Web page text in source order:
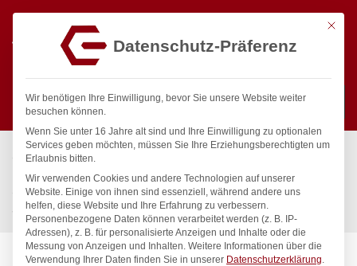
Suchen
Start / Gastronomiebedarf & Gastro Geräte für Profis
Präsentation
Tischgeschirr
Streudose, HENDI, Puderzuckerstreuer mit Gazesiebdeckel,
ø55x(H)75mm
Mit
Datenschutz-Präferenz
Wir benötigen Ihre Einwilligung, bevor Sie unsere Website weiter
besuchen können.
Wenn Sie unter 16 Jahre alt sind und Ihre Einwilligung zu optionalen
Services geben möchten, müssen Sie Ihre Erziehungsberechtigten um
Erlaubnis bitten.
Wir verwenden Cookies und andere Technologien auf unserer
Website. Einige von ihnen sind essenziell, während andere uns
helfen, diese Website und Ihre Erfahrung zu verbessern.
Personenbezogene Daten können verarbeitet werden (z. B. IP-
Adressen), z. B. für personalisierte Anzeigen und Inhalte oder die
Messung von Anzeigen und Inhalten. Weitere Informationen über die
Verwendung Ihrer Daten finden Sie in unserer Datenschutzerklärung.